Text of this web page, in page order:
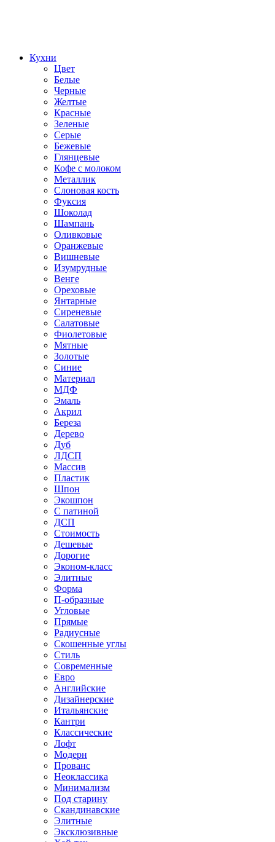
Кухни
Цвет
Белые
Черные
Желтые
Красные
Зеленые
Серые
Бежевые
Глянцевые
Кофе с молоком
Металлик
Слоновая кость
Фуксия
Шоколад
Шампань
Оливковые
Оранжевые
Вишневые
Изумрудные
Венге
Ореховые
Янтарные
Сиреневые
Салатовые
Фиолетовые
Мятные
Золотые
Синие
Материал
МДФ
Эмаль
Акрил
Береза
Дерево
Дуб
ЛДСП
Массив
Пластик
Шпон
Экошпон
С патиной
ДСП
Стоимость
Дешевые
Дорогие
Эконом-класс
Элитные
Форма
П-образные
Угловые
Прямые
Радиусные
Скошенные углы
Стиль
Современные
Евро
Английские
Дизайнерские
Итальянские
Кантри
Классические
Лофт
Модерн
Прованс
Неоклассика
Минимализм
Под старину
Скандинавские
Элитные
Эксклюзивные